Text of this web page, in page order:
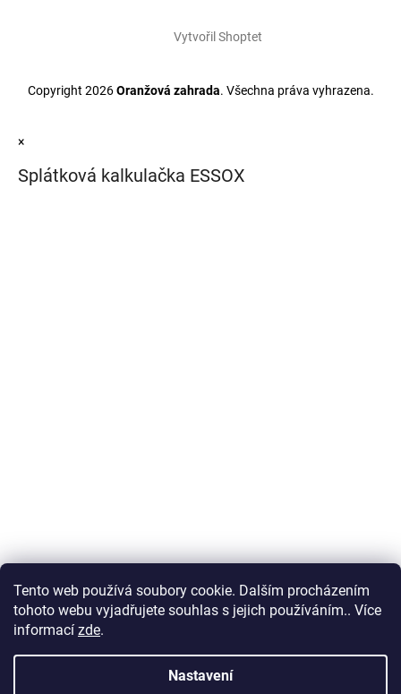
Tento web používá soubory cookie. Dalším procházením
tohoto webu vyjadřujete souhlas s jejich používáním.. Více
informací zde.
Nastavení
Vytvořil Shoptet
Copyright 2026Oranžová zahrada. Všechna práva vyhrazena.
×
Splátková kalkulačka ESSOX